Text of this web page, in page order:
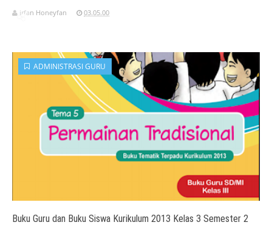
irfan Honeyfan 03.05.00
Buku Guru dan Buku Siswa Kurikulum 2013 Kelas 3 Semester 2
ADMINISTRASI GURU